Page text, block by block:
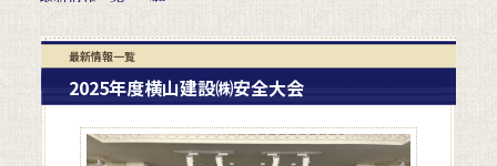
最新情報一覧
2025年度横山建設㈱安全大会